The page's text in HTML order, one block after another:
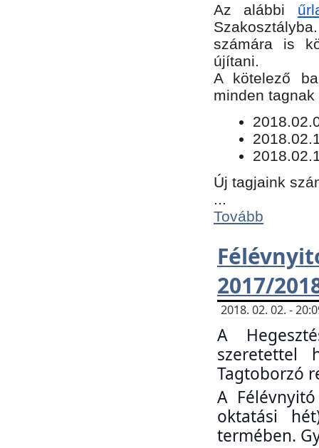
Az alábbi
számára is
újítani.
​A kötelező
minden
Új tagjaink
Tovább
2017/
2018. 02. 02. -
A
szeretettel
Tagtoborzó
A
oktatási
termében.